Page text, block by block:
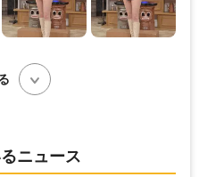
ニュース